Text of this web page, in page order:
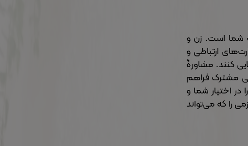
شما است. زن و
ارتباطی و
کنند. مشاورۀ
مشترک فراهم
اختیار شما و
را که می‌تواند